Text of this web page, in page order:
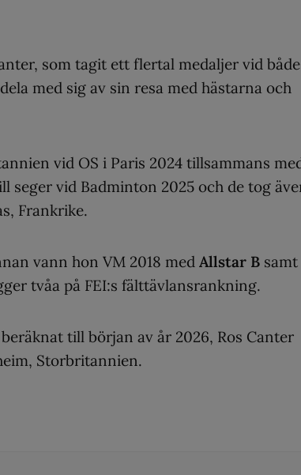
som tagit ett flertal medaljer vid både
med sig av sin resa med hästarna och
vid OS i Paris 2024 tillsammans
seger vid Badminton 2025 och de tog
Frankrike.
vann hon VM 2018 med Allstar B samt
tvåa på FEI:s fälttävlansrankning.
till början av år 2026, Ros Canter
Storbritannien.